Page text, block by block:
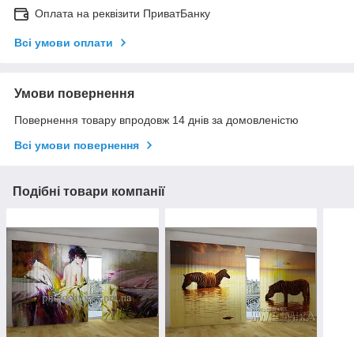
Оплата на реквізити ПриватБанку
Всі умови оплати
Умови повернення
Повернення товару впродовж 14 днів за домовленістю
Всі умови повернення
Подібні товари компанії